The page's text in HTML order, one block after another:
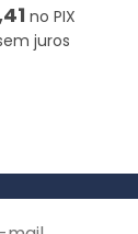
no PIX
juros